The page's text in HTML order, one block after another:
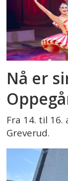
Nå er
Fra 14. til
Greverud.